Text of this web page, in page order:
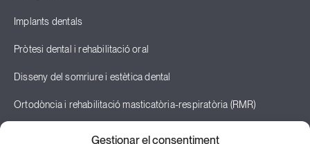
Gestionar el consentiment
Implants dentals
Pròtesi dental i rehabilitació oral
Disseny del somriure i estètica dental
Ortodòncia i rehabilitació masticatòria-respiratòria (RMR)